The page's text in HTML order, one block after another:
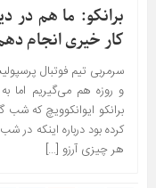
برانکو: ما هم در
کار خیری انجام
سرمربی تیم فوتبال
و روزه هم می‌گیریم اما
برانکو ایوانکوویچ که شب
کرده بود درباره اینکه در
هر چیزی آرزو […]